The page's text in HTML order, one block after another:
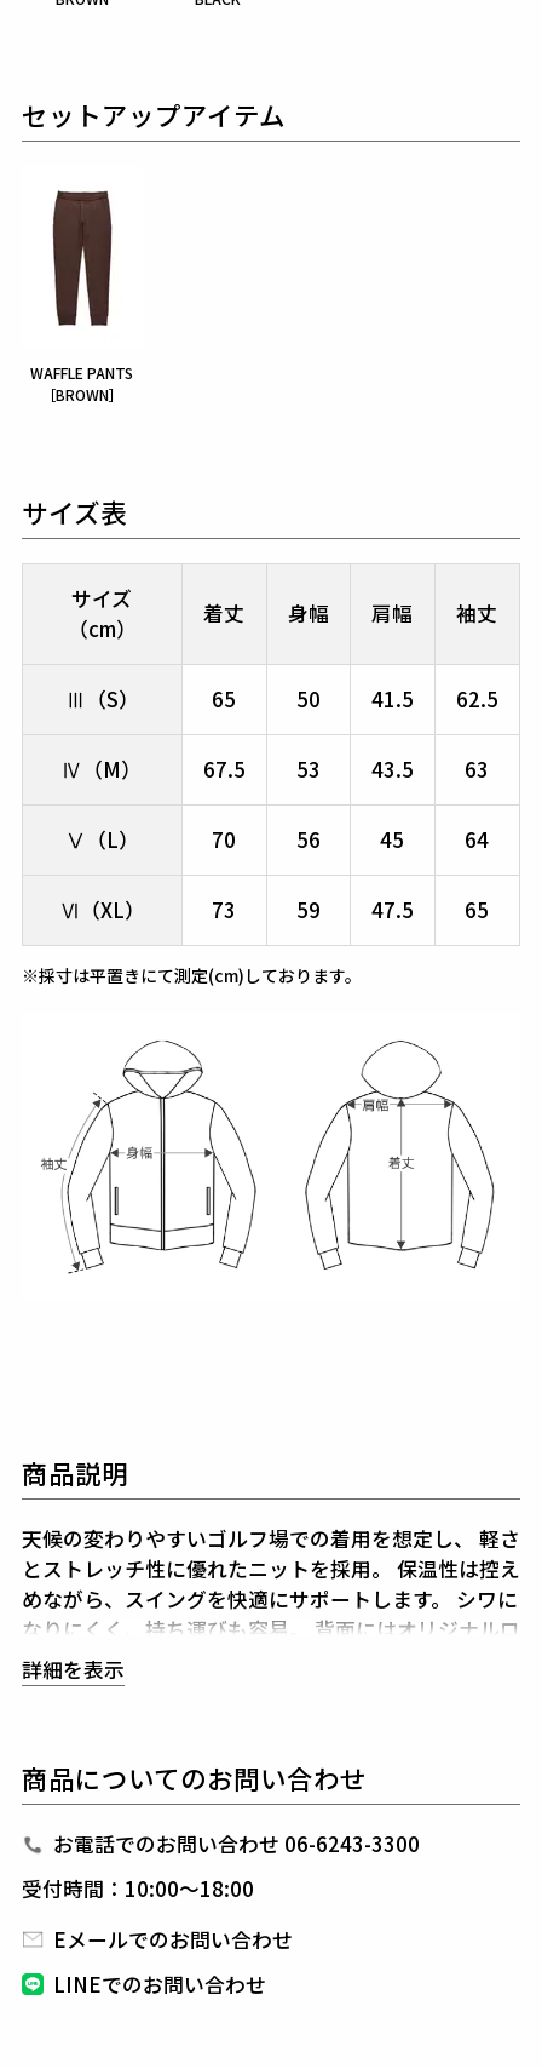
セットアップアイテム
WAFFLE PANTS
［BROWN］
サイズ表
サイズ
（cm）
着丈 身幅 肩幅 袖丈
Ⅲ（S） 65 50 41.5 62.5
Ⅳ（M） 67.5 53 43.5 63
Ⅴ（L） 70 56 45 64
Ⅵ（XL） 73 59 47.5 65
※採寸は平置きにて測定(cm)しております。
商品説明
天候の変わりやすいゴルフ場での着用を想定し、 軽さ
とストレッチ性に優れたニットを採用。 保温性は控え
めながら、スイングを快適にサポートします。 シワに
なりにくく、持ち運びも容易。 背面にはオリジナルロ
ゴをジャガードで表現し、
存在感を添えました。
1PIU1UGUALE3 GOLF（ウノピゥウノウグァーレト
レ ゴルフ）
の上質な素材を贅沢に使用し、
をリリースし続ける1PIU1UGUALE3。
スポーツの機能美を併せ持ち
詳細を表示
商品についてのお問い合わせ
お電話でのお問い合わせ 06-6243-3300
受付時間：10:00～18:00
Eメールでのお問い合わせ
LINEでのお問い合わせ